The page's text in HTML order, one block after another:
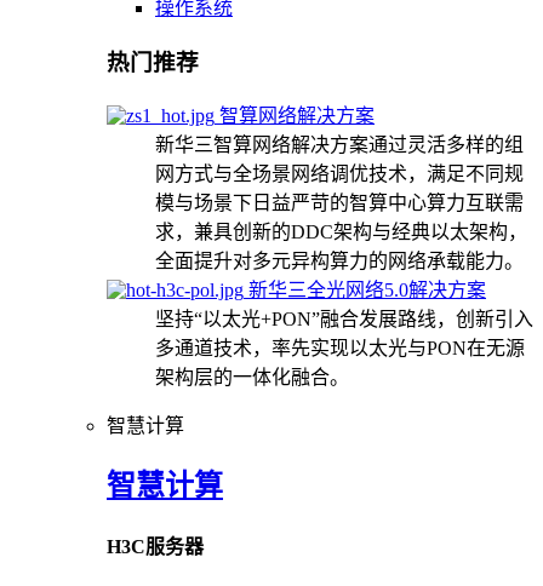
操作系统
热门推荐
智算网络解决方案
新华三智算网络解决方案通过灵活多样的组
网方式与全场景网络调优技术，满足不同规
模与场景下日益严苛的智算中心算力互联需
求，兼具创新的DDC架构与经典以太架构，
全面提升对多元异构算力的网络承载能力。
新华三全光网络5.0解决方案
坚持“以太光+PON”融合发展路线，创新引入
多通道技术，率先实现以太光与PON在无源
架构层的一体化融合。
智慧计算
智慧计算
H3C服务器